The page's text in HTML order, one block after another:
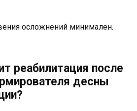
осложнений минимален.
реабилитация после
десны